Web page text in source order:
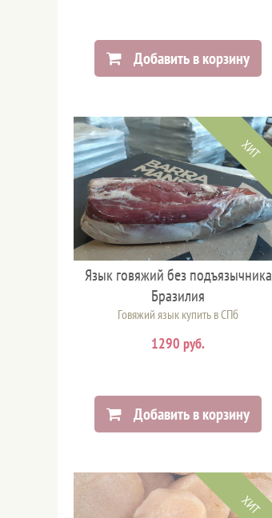
Добавить в корзину
ХИТ
Язык говяжий без подъязычника
Бразилия
Говяжий язык купить в СПб
1290 руб.
Добавить в корзину
ХИТ